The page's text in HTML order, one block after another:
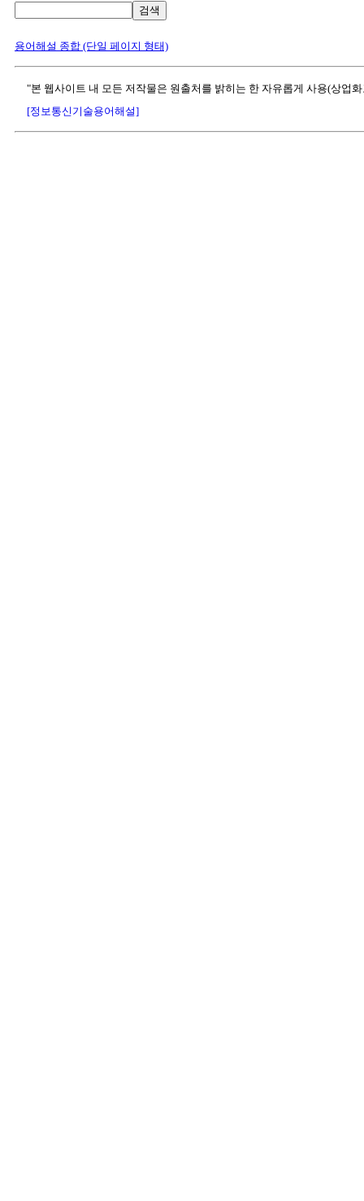
검색
용어해설 종합 (단일 페이지 형태)
"본 웹사이트 내 모든 저작물은 원출처를 밝히는 한 자유롭게 사용(상업
[정보통신기술용어해설]